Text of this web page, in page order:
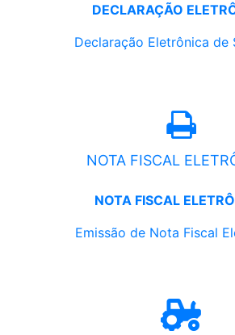
DECLARAÇÃO
Declaração Eletrônica de
NOTA FISCAL
NOTA FISCAL
Emissão de Nota Fiscal